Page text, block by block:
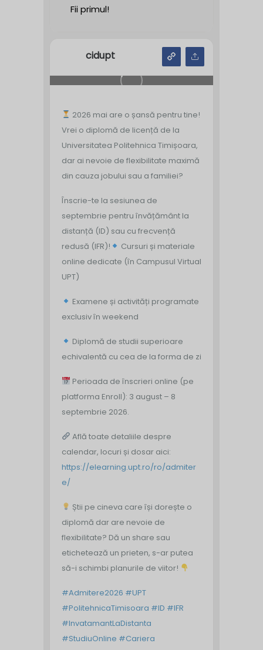
Fii primul!
cidupt
2026 mai are o șansă pentru tine!
Vrei o diplomă de licență de la
Universitatea Politehnica Timișoara,
dar ai nevoie de flexibilitate maximă
din cauza jobului sau a familiei?
Înscrie-te la sesiunea de
septembrie pentru învățământ la
distanță (ID) sau cu frecvență
redusă (IFR)!
Cursuri și materiale
online dedicate (în Campusul Virtual
UPT)
Examene și activități programate
exclusiv în weekend
Diplomă de studii superioare
echivalentă cu cea de la forma de zi
Perioada de înscrieri online (pe
platforma Enroll): 3 august – 8
septembrie 2026.
Află toate detaliile despre
calendar, locuri și dosar aici:
https://elearning.upt.ro/ro/admiter
e/
Știi pe cineva care își dorește o
diplomă dar are nevoie de
flexibilitate? Dă un share sau
etichetează un prieten, s-ar putea
să-i schimbi planurile de viitor!
#Admitere2026 #UPT
#PolitehnicaTimisoara #ID #IFR
#InvatamantLaDistanta
#StudiuOnline #Cariera